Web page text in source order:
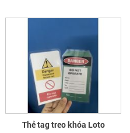
Thẻ tag treo khóa Loto